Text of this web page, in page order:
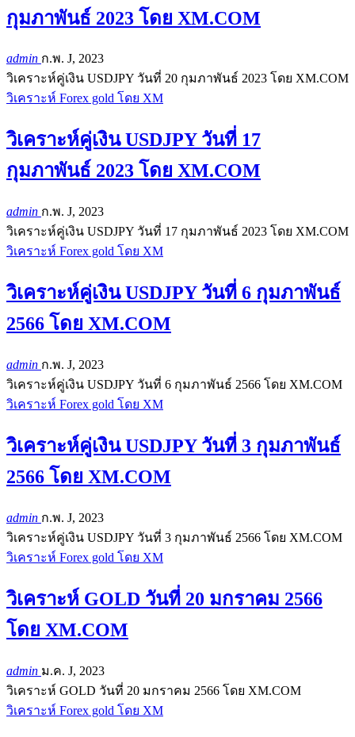
กุมภาพันธ์ 2023 โดย XM.COM
admin ก.พ. J, 2023
วิเคราะห์คู่เงิน USDJPY วันที่ 20 กุมภาพันธ์ 2023 โดย XM.COM
วิเคราะห์ Forex gold โดย XM
วิเคราะห์คู่เงิน USDJPY วันที่ 17
กุมภาพันธ์ 2023 โดย XM.COM
admin ก.พ. J, 2023
วิเคราะห์คู่เงิน USDJPY วันที่ 17 กุมภาพันธ์ 2023 โดย XM.COM
วิเคราะห์ Forex gold โดย XM
วิเคราะห์คู่เงิน USDJPY วันที่ 6 กุมภาพันธ์
2566 โดย XM.COM
admin ก.พ. J, 2023
วิเคราะห์คู่เงิน USDJPY วันที่ 6 กุมภาพันธ์ 2566 โดย XM.COM
วิเคราะห์ Forex gold โดย XM
วิเคราะห์คู่เงิน USDJPY วันที่ 3 กุมภาพันธ์
2566 โดย XM.COM
admin ก.พ. J, 2023
วิเคราะห์คู่เงิน USDJPY วันที่ 3 กุมภาพันธ์ 2566 โดย XM.COM
วิเคราะห์ Forex gold โดย XM
วิเคราะห์ GOLD วันที่ 20 มกราคม 2566
โดย XM.COM
admin ม.ค. J, 2023
วิเคราะห์ GOLD วันที่ 20 มกราคม 2566 โดย XM.COM
วิเคราะห์ Forex gold โดย XM